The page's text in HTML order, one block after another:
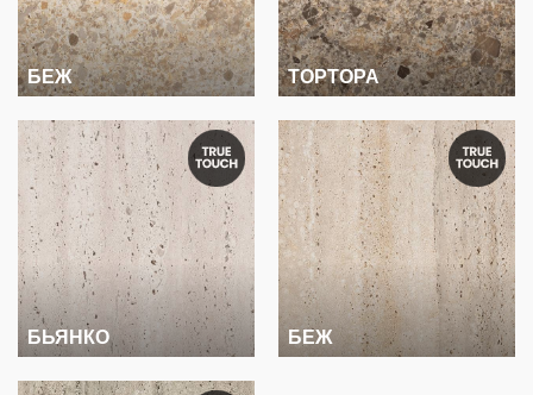
БЕЖ ТОРТОРА
БЬЯНКО БЕЖ